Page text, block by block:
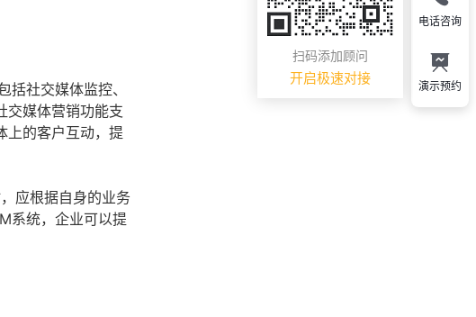
社交媒体监控、
交媒体营销功能支
上的客户互动，提
应根据自身的业务
系统，企业可以提
扫码添加顾问
开启极速对接
电话咨询
演示预约